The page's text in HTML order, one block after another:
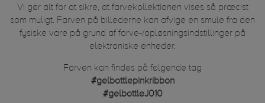
Vi gør alt for at sikre, at farvekollektionen vises så præcist
som muligt. Farven på billederne kan afvige en smule fra den
fysiske vare på grund af farve-/opløsningsindstillinger på
elektroniske enheder.
Farven kan findes på følgende tag
#gelbottlepinkribbon
#gelbottleJ010